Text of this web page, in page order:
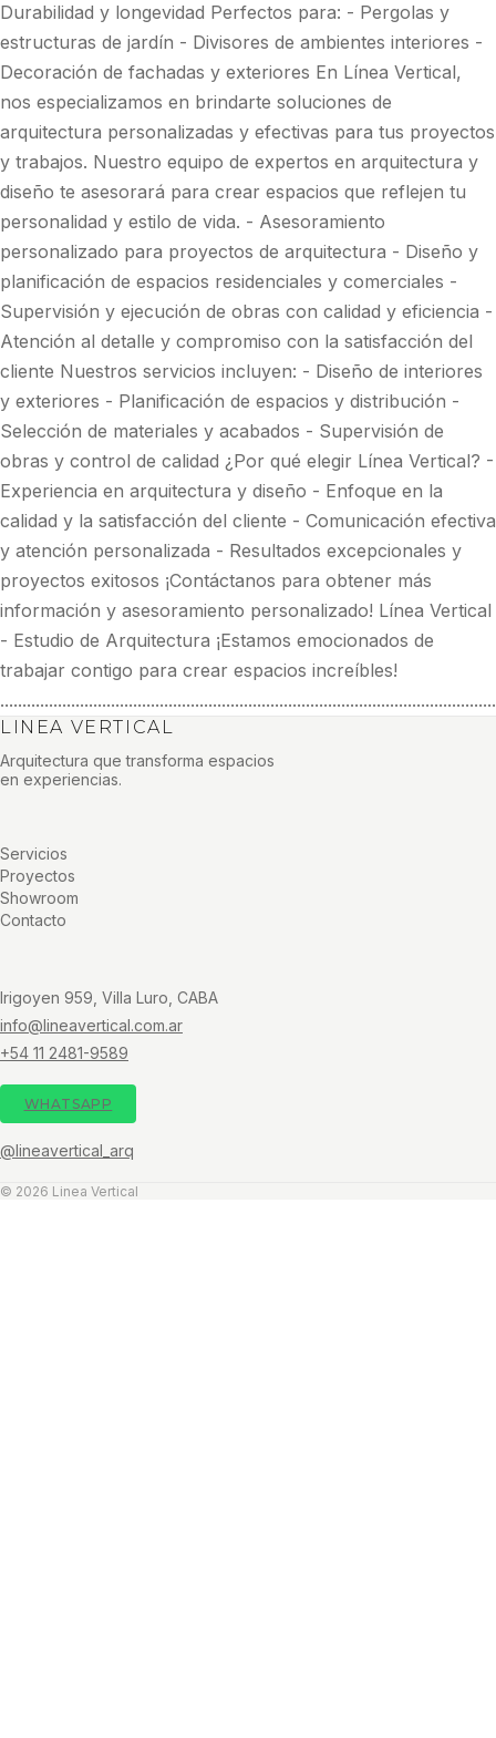
Durabilidad y longevidad Perfectos para: - Pergolas y
estructuras de jardín - Divisores de ambientes interiores -
Decoración de fachadas y exteriores En Línea Vertical,
nos especializamos en brindarte soluciones de
arquitectura personalizadas y efectivas para tus proyectos
y trabajos. Nuestro equipo de expertos en arquitectura y
diseño te asesorará para crear espacios que reflejen tu
personalidad y estilo de vida. - Asesoramiento
personalizado para proyectos de arquitectura - Diseño y
planificación de espacios residenciales y comerciales -
Supervisión y ejecución de obras con calidad y eficiencia -
Atención al detalle y compromiso con la satisfacción del
cliente Nuestros servicios incluyen: - Diseño de interiores
y exteriores - Planificación de espacios y distribución -
Selección de materiales y acabados - Supervisión de
obras y control de calidad ¿Por qué elegir Línea Vertical? -
Experiencia en arquitectura y diseño - Enfoque en la
calidad y la satisfacción del cliente - Comunicación efectiva
y atención personalizada - Resultados excepcionales y
proyectos exitosos ¡Contáctanos para obtener más
información y asesoramiento personalizado! Línea Vertical
- Estudio de Arquitectura ¡Estamos emocionados de
trabajar contigo para crear espacios increíbles!
LINEA VERTICAL
Arquitectura que transforma espacios
en experiencias.
Servicios
Proyectos
Showroom
Contacto
Irigoyen 959, Villa Luro, CABA
info@lineavertical.com.ar
+54 11 2481-9589
WHATSAPP
@lineavertical_arq
© 2026 Linea Vertical